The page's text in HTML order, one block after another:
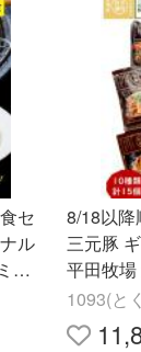
セ
ル
ア
8/18以降
三元豚
平田牧
ベーコン 生
1093(と